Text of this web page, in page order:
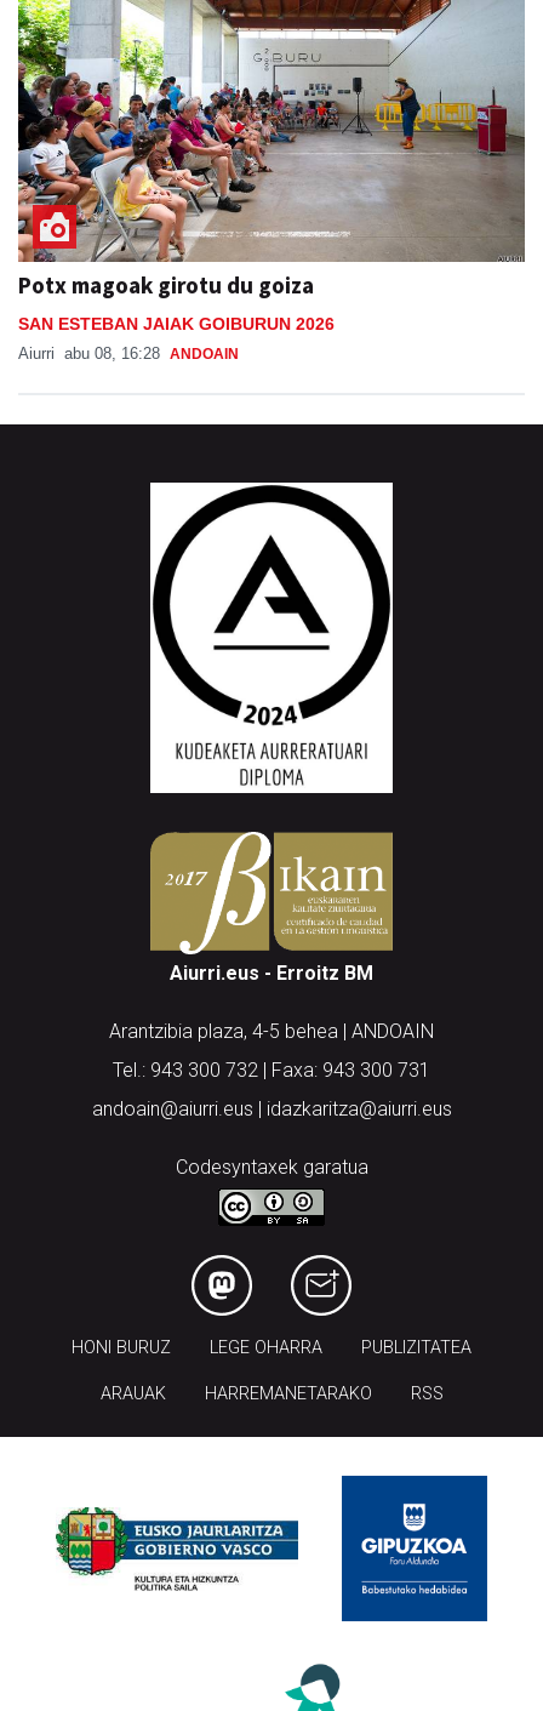
Potx magoak girotu du goiza
SAN ESTEBAN JAIAK GOIBURUN 2026
Aiurri abu 08, 16:28 ANDOAIN
Aiurri.eus - Erroitz BM
Arantzibia plaza, 4-5 behea | ANDOAIN
Tel.: 943 300 732 | Faxa: 943 300 731
andoain@aiurri.eus | idazkaritza@aiurri.eus
Codesyntaxek garatua
HONI BURUZ LEGE OHARRA PUBLIZITATEA
ARAUAK HARREMANETARAKO RSS